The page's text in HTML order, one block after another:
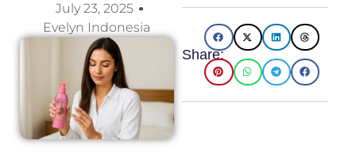
July 23, 2025
Evelyn Indonesia
Share: